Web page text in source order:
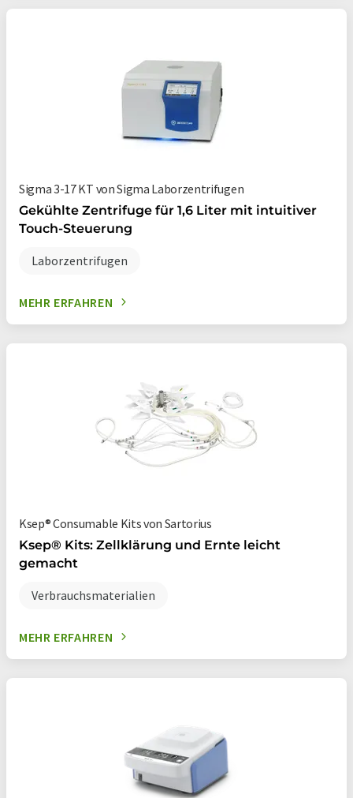
Sigma 3-17 KT von Sigma Laborzentrifugen
Gekühlte Zentrifuge für 1,6 Liter mit intuitiver
Touch-Steuerung
Laborzentrifugen
MEHR ERFAHREN
Ksep® Consumable Kits von Sartorius
Ksep® Kits: Zellklärung und Ernte leicht
gemacht
Verbrauchsmaterialien
MEHR ERFAHREN